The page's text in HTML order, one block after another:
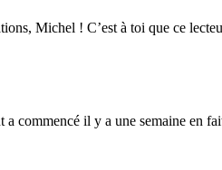
Michel ! C’est à toi que ce
commencé il y a une semaine en